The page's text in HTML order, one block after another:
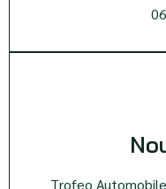
Trofeo